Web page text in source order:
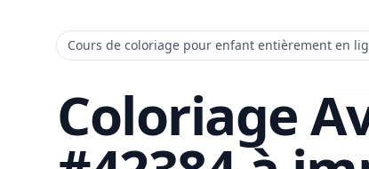
Cours de coloriage pour enfant entièrement en
Coloriage